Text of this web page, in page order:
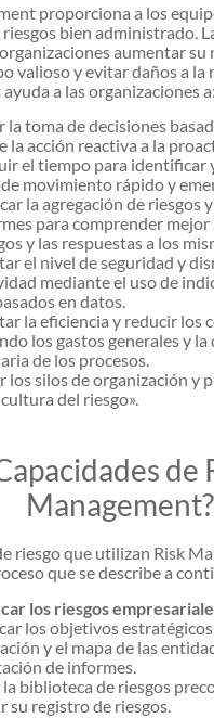
proporciona a los
bien administrado.
aumentar su
valioso y evitar daños a la
a las organizaciones a:
la toma de decisiones
la acción reactiva a la
el tiempo para identificar
movimiento rápido y
la agregación de riesgos
para comprender mejor
y las respuestas a los
el nivel de seguridad y
mediante el uso de
en datos.
la eficiencia y reducir los
los gastos generales y
de los procesos.
los silos de organización y
del riesgo».
de
Management?
riesgo que utilizan Risk
que se describe a
los riesgos
los objetivos estratégicos
y el mapa de las
de informes.
biblioteca de riesgos
su registro de riesgos.